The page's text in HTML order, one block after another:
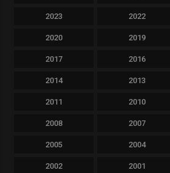
2023 2022
2020 2019
2017 2016
2014 2013
2011 2010
2008 2007
2005 2004
2002 2001